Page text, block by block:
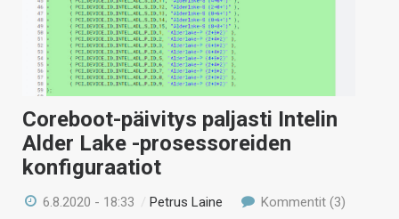
Coreboot-päivitys paljasti Intelin
Alder Lake -prosessoreiden
konfiguraatiot
6.8.2020 - 18:33 / Petrus Laine Kommentit (3)